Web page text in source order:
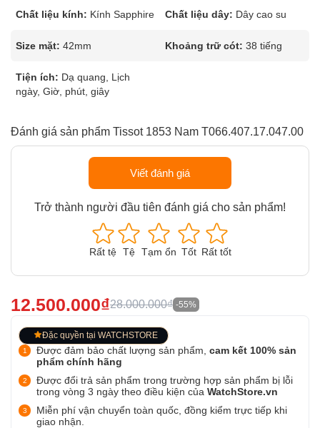
Chất liệu kính: Kính Sapphire Chất liệu dây: Dây cao su
Size mặt: 42mm Khoảng trữ cót: 38 tiếng
Tiện ích: Dạ quang, Lịch
ngày, Giờ, phút, giây
Đánh giá sản phẩm Tissot 1853 Nam T066.407.17.047.00
Viết đánh giá
Trở thành người đầu tiên đánh giá cho sản phẩm!
Rất tệ Tệ Tạm ổn Tốt Rất tốt
12.500.000₫28.000.000₫ -55%
Đặc quyền tại WATCHSTORE
Được đảm bảo chất lượng sản phẩm, cam kết 100% sản
phẩm chính hãng
Được đổi trả sản phẩm trong trường hợp sản phẩm bị lỗi
trong vòng 3 ngày theo điều kiện của WatchStore.vn
Miễn phí vận chuyển toàn quốc, đồng kiểm trực tiếp khi
giao nhận.